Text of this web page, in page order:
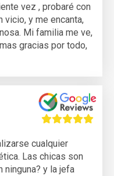
vez , probaré con
vicio, y me encanta,
Mi familia me ve,
gracias por todo,
cualquier
Las chicas son
ninguna? y la jefa